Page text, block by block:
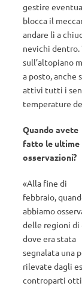
gestire
blocca il
andare lì a
nevichi dentro.
sull’altopiano
a posto, anche
attivi tutti i
temperature
Quando avete
fatto le ultime
osservazioni?
«Alla fine di
febbraio,
abbiamo
delle regioni di
dove era stata
segnalata una
rilevate dagli
controparti